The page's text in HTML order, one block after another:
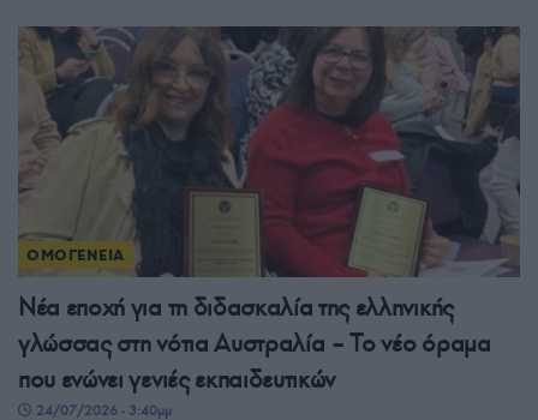
ΟΜΟΓΕΝΕΙΑ
Νέα εποχή για τη διδασκαλία της ελληνικής
γλώσσας στη νότια Αυστραλία – Το νέο όραμα
που ενώνει γενιές εκπαιδευτικών
24/07/2026 - 3:40μμ